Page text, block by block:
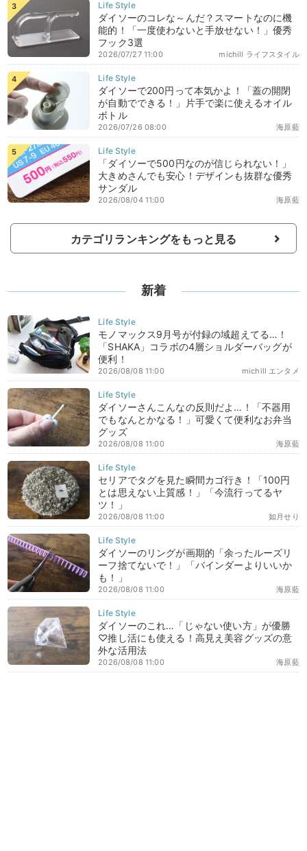
ダイソーのコレな～んだ？スマートなのに機
能的！「一度使わないと手放せない！」優秀
フック3選
michill ライフスタイル
2026/07/27 11:00
ダイソーで200円って本気かよ！「蓋の開閉
が自動でできる！」片手で楽に使えるオイル
ボトル
海原藍
2026/07/26 08:00
「ダイソーで500円なのが信じられない！」
大きめさんでも安心！デザインも抜群な優秀
サンダル
海原藍
2026/08/04 11:00
カテゴリランキングをもっと見る
新着
モノマックス9月号が付録の域超えてる…！
「SHAKA」コラボの4層ショルダーバッグが
便利！
michill エンタメ
2026/08/08 11:00
ダイソーさんこんなの反則だよ…！「不器用
でもなんとかなる！」可愛くて便利なお弁当
グッズ
海原藍
2026/08/08 11:00
セリアでタグを見た瞬間カゴ行き！「100円
とは思えない上質感！」「今流行ってるヤ
ツ！」
如月せり
2026/08/08 11:00
ダイソーのリングが画期的「余ったルーズリ
ーフ捨てないで！」「バインダーよりいいか
も！」
海原藍
2026/08/08 11:00
ダイソーのこれ…「じゃない使い方」が優勝
♡推し活にも使える！高見え美容グッズの意
外な活用法
海原藍
2026/08/08 11:00